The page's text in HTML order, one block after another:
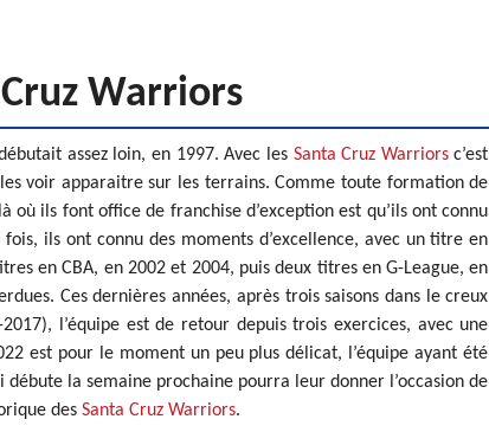
Warriors
assez loin, en 1997. Avec les Santa Cruz Warriorsc’est
voir apparaitre sur les terrains. Comme toute formation de
où ils font office de franchise d’exception est qu’ils ont connu
ils ont connu des moments d’excellence, avec un titre en
en CBA, en 2002 et 2004, puis deux titres en G-League, en
Ces dernières années, après trois saisons dans le creux
l’équipe est de retour depuis trois exercices, avec une
est pour le moment un peu plus délicat, l’équipe ayant été
la semaine prochaine pourra leur donner l’occasion de
des Santa Cruz Warriors.